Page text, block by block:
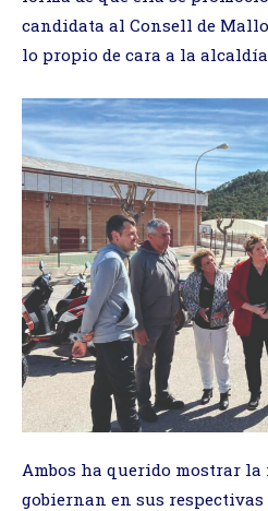
candidata al Consell de
lo propio de cara a la
Ambos ha querido mostrar la
gobiernan en sus